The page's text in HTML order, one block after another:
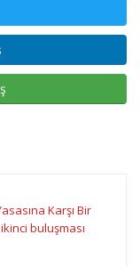
Karşı Bir
buluşması